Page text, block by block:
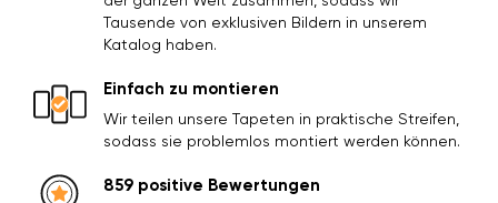
Tausende von exklusiven Bildern in unserem
Katalog haben.
Einfach zu montieren
Wir teilen unsere Tapeten in praktische Streifen,
sodass sie problemlos montiert werden können.
859 positive Bewertungen